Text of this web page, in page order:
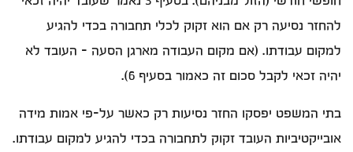
להחזר נסיעה רק אם הוא זקוק לכלי תחבורה בכדי להגיע
למקום עבודתו. (אם מקום העבודה מארגן הסעה - העובד לא
יהיה זכאי לקבל סכום זה כאמור בסעיף 6).
בתי המשפט יפסקו החזר נסיעות רק כאשר על-פי אמות מידה
אובייקטיביות העובד זקוק לתחבורה בכדי להגיע למקום עבודתו.